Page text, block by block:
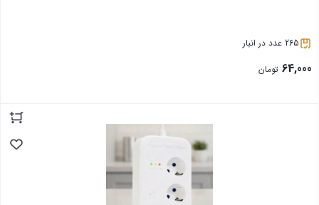
265 عدد در انبار
64,000 تومان